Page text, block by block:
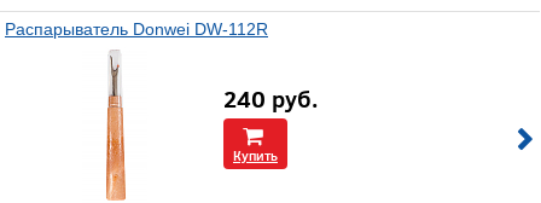
Распарыватель Donwei DW-112R
240 руб.
Купить